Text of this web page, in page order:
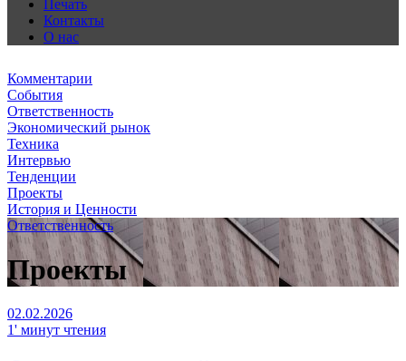
Печать
Контакты
О нас
Комментарии
События
Ответственность
Экономический рынок
Техника
Интервью
Тенденции
Проекты
История и Ценности
Ответственность
Проекты
02.02.2026
1' минут чтения